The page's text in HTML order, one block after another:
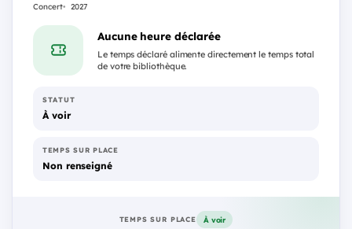
Concert 2027
Aucune heure déclarée
Le temps déclaré alimente directement le temps total
de votre bibliothèque.
STATUT
À voir
TEMPS SUR PLACE
Non renseigné
TEMPS SUR PLACE À voir